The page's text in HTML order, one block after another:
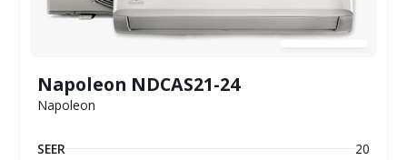
Napoleon NDCAS21-24
Napoleon
SEER
20